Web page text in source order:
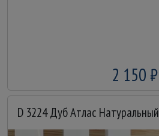
2 150 ₽
D 3224 Дуб Атлас Натуральный